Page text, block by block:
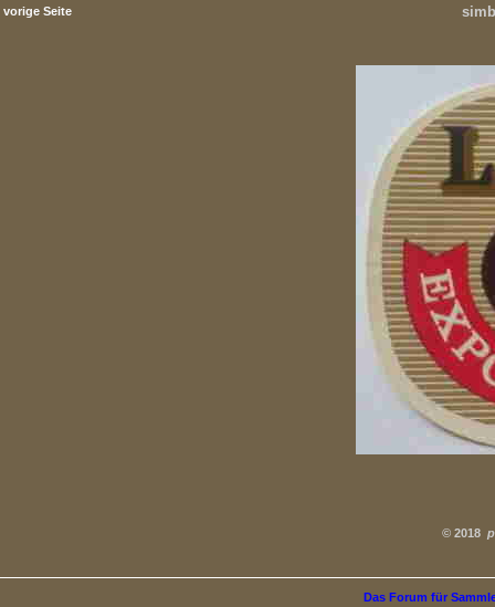
vorige Seite
© 2018
Das Forum für